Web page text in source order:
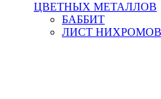
ЦВЕТНЫХ МЕТАЛЛОВ
БАББИТ
ЛИСТ